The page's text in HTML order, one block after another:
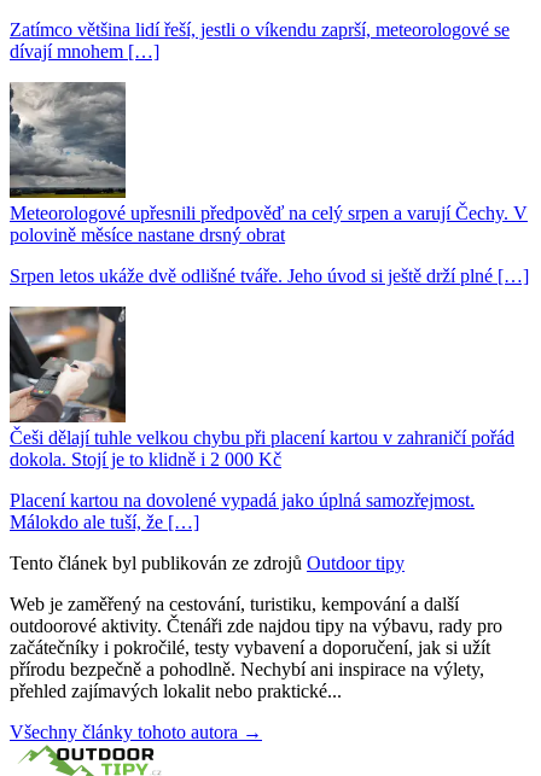
Zatímco většina lidí řeší, jestli o víkendu zaprší, meteorologové se
dívají mnohem […]
Meteorologové upřesnili předpověď na celý srpen a varují Čechy. V
polovině měsíce nastane drsný obrat
Srpen letos ukáže dvě odlišné tváře. Jeho úvod si ještě drží plné […]
Češi dělají tuhle velkou chybu při placení kartou v zahraničí pořád
dokola. Stojí je to klidně i 2 000 Kč
Placení kartou na dovolené vypadá jako úplná samozřejmost.
Málokdo ale tuší, že […]
Tento článek byl publikován ze zdrojů Outdoor tipy
Web je zaměřený na cestování, turistiku, kempování a další
outdoorové aktivity. Čtenáři zde najdou tipy na výbavu, rady pro
začátečníky i pokročilé, testy vybavení a doporučení, jak si užít
přírodu bezpečně a pohodlně. Nechybí ani inspirace na výlety,
přehled zajímavých lokalit nebo praktické...
Všechny články tohoto autora →